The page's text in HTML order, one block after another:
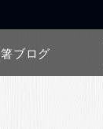
箸ブログ